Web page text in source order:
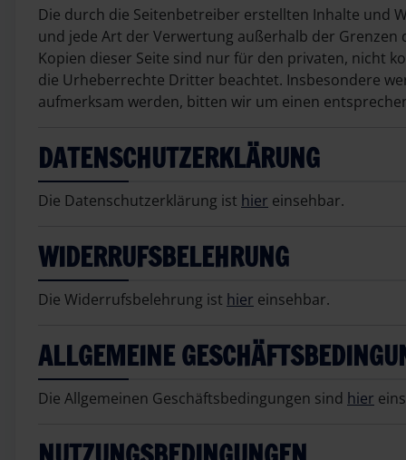
Die durch die Seitenbetreiber erstellten Inhalte und
und jede Art der Verwertung außerhalb der
Kopien dieser Seite sind nur für den privaten, nicht
die Urheberrechte Dritter beachtet. Insbesondere
aufmerksam werden, bitten wir um einen
DATENSCHUTZERKLÄRUNG
Die Datenschutzerklärung ist hier einsehbar.
WIDERRUFSBELEHRUNG
Die Widerrufsbelehrung ist hier einsehbar.
ALLGEMEINE
Die Allgemeinen Geschäftsbedingungen sind hier